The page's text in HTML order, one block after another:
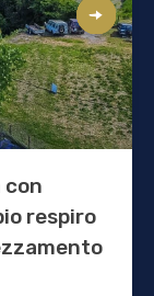
con
respiro